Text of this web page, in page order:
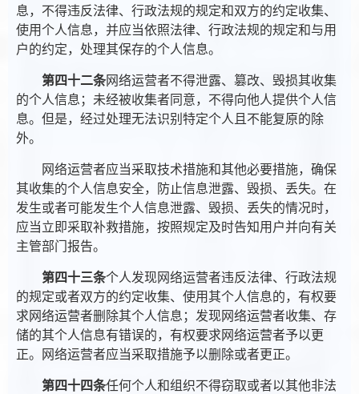
息，不得违反法律、行政法规的规定和双方的约定收集、
使用个人信息，并应当依照法律、行政法规的规定和与用
户的约定，处理其保存的个人信息。
第四十二条网络运营者不得泄露、篡改、毁损其收集
的个人信息；未经被收集者同意，不得向他人提供个人信
息。但是，经过处理无法识别特定个人且不能复原的除
外。
网络运营者应当采取技术措施和其他必要措施，确保
其收集的个人信息安全，防止信息泄露、毁损、丢失。在
发生或者可能发生个人信息泄露、毁损、丢失的情况时，
应当立即采取补救措施，按照规定及时告知用户并向有关
主管部门报告。
第四十三条个人发现网络运营者违反法律、行政法规
的规定或者双方的约定收集、使用其个人信息的，有权要
求网络运营者删除其个人信息；发现网络运营者收集、存
储的其个人信息有错误的，有权要求网络运营者予以更
正。网络运营者应当采取措施予以删除或者更正。
第四十四条任何个人和组织不得窃取或者以其他非法